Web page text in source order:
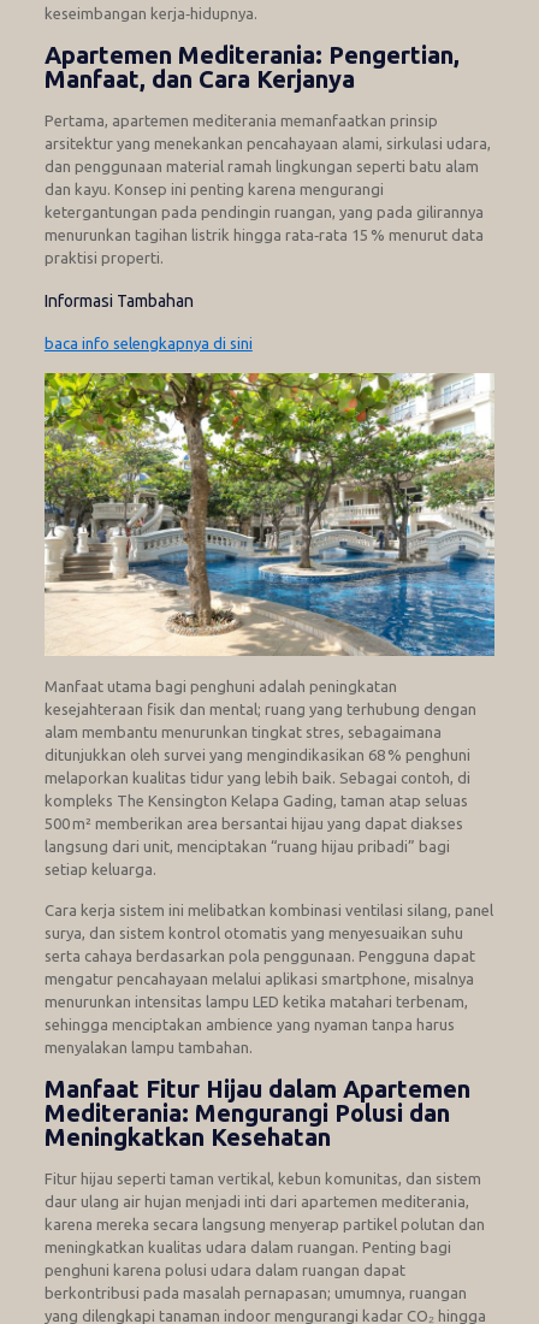
keseimbangan kerja‑hidupnya.
Apartemen Mediterania: Pengertian,
Manfaat, dan Cara Kerjanya
Pertama, apartemen mediterania memanfaatkan prinsip
arsitektur yang menekankan pencahayaan alami, sirkulasi udara,
dan penggunaan material ramah lingkungan seperti batu alam
dan kayu. Konsep ini penting karena mengurangi
ketergantungan pada pendingin ruangan, yang pada gilirannya
menurunkan tagihan listrik hingga rata‑rata 15 % menurut data
praktisi properti.
Informasi Tambahan
baca info selengkapnya di sini
Manfaat utama bagi penghuni adalah peningkatan
kesejahteraan fisik dan mental; ruang yang terhubung dengan
alam membantu menurunkan tingkat stres, sebagaimana
ditunjukkan oleh survei yang mengindikasikan 68 % penghuni
melaporkan kualitas tidur yang lebih baik. Sebagai contoh, di
kompleks The Kensington Kelapa Gading, taman atap seluas
500 m² memberikan area bersantai hijau yang dapat diakses
langsung dari unit, menciptakan “ruang hijau pribadi” bagi
setiap keluarga.
Cara kerja sistem ini melibatkan kombinasi ventilasi silang, panel
surya, dan sistem kontrol otomatis yang menyesuaikan suhu
serta cahaya berdasarkan pola penggunaan. Pengguna dapat
mengatur pencahayaan melalui aplikasi smartphone, misalnya
menurunkan intensitas lampu LED ketika matahari terbenam,
sehingga menciptakan ambience yang nyaman tanpa harus
menyalakan lampu tambahan.
Manfaat Fitur Hijau dalam Apartemen
Mediterania: Mengurangi Polusi dan
Meningkatkan Kesehatan
Fitur hijau seperti taman vertikal, kebun komunitas, dan sistem
daur ulang air hujan menjadi inti dari apartemen mediterania,
karena mereka secara langsung menyerap partikel polutan dan
meningkatkan kualitas udara dalam ruangan. Penting bagi
penghuni karena polusi udara dalam ruangan dapat
berkontribusi pada masalah pernapasan; umumnya, ruangan
yang dilengkapi tanaman indoor mengurangi kadar CO₂ hingga